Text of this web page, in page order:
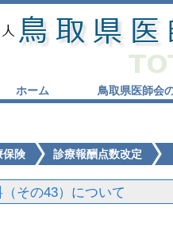
ホーム 鳥取県医師会
保険 診療報酬点数改定
その43）について